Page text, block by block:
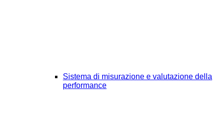
Sistema di misurazione e valutazione della
performance